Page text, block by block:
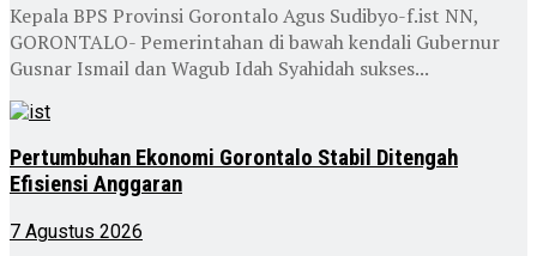
Kepala BPS Provinsi Gorontalo Agus Sudibyo-f.ist NN,
GORONTALO- Pemerintahan di bawah kendali Gubernur
Gusnar Ismail dan Wagub Idah Syahidah sukses...
Pertumbuhan Ekonomi Gorontalo Stabil Ditengah
Efisiensi Anggaran
7 Agustus 2026